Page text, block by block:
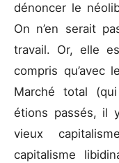
dénoncer le
On n’en serait
travail. Or, elle
compris qu’avec
Marché total
étions passés, il
vieux
capitalisme